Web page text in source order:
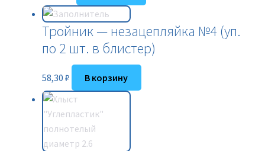
Тройник — незацепляйка №4 (уп.
по 2 шт. в блистер)
58,30 ₽ В корзину